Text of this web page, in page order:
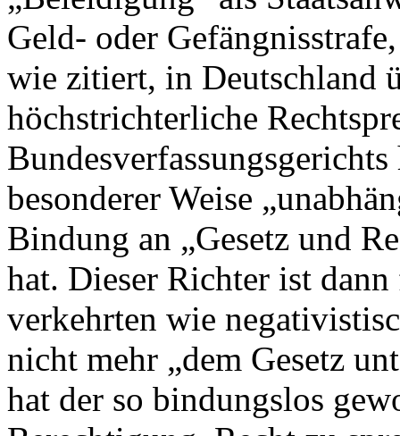
Geld- oder
wie zitiert, in Deutschland
höchstrichterliche
besonderer Weise
Bindung an „Gesetz und
hat. Dieser Richter ist
verkehrten wie
nicht mehr „dem Gesetz
hat der so bindungslos